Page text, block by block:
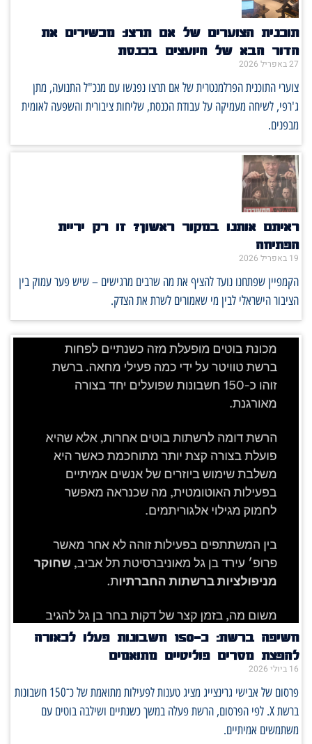
תוכנית הצוערים של אם תרצו: מכשירים את
הדור הבא של היועצים בכנסת
27 באפריל 2026
צוערי התוכנית הפרלמנטרית של אם תרצו נפגשו עם מנכ"ל התנועה, מתן
ג'רפי, לשיחה מעמיקה על עבודת הכנסת, שליחות ציבורית והשפעה לאומית
מבפנים.
ראיתם אותנו במקור ראשון? זו רק יריית
הפתיחה
19 באפריל 2026
הקמפיין שפתחנו נועד להציף את מה שרבים מרגישים – שיש פער עמוק בין
הציבור הישראלי לבין מי שאמורים לשרת את הצדק.
חשיפה ברשת: כ־150 חשבונות פעלו לכאורה
להפצת מסרים פוליטיים מתואמים
16 ביולי 2026
פרסום של אבישי גרינצייג מציג טענות לפעילות מתואמת של כ־150 חשבונות
ברשת X. לפי הפרסום, הרשת פעלה במשך כשנתיים ושילבה בוטים עם
משתמשים אמיתיים.